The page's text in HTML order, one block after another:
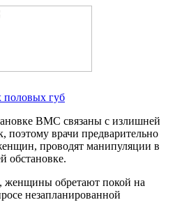
губ
ВМС связаны с излишней
поэтому врачи предварительно
проводят манипуляции в
обстановке.
женщины обретают покой на
незапланированной